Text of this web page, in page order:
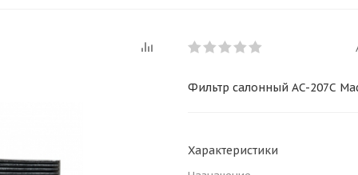
Фильтр салонный AC-207С
Характеристики